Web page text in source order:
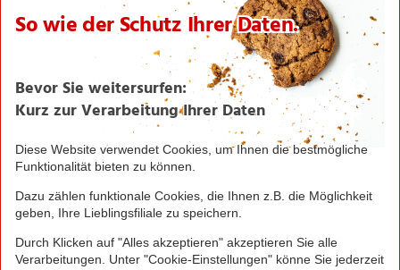
Verantwortung/CSR
NORMA News
Seite drucken
Nach oben
Greifen Sie schnell zu! Alle angegebenen Preise in
Irrtümer durch Schreib-, Programmier- und
Datenübertragungsfehler sind vorbehalten.
© 2016 - 2026 NORMA Lebensmittelfilialbetrieb